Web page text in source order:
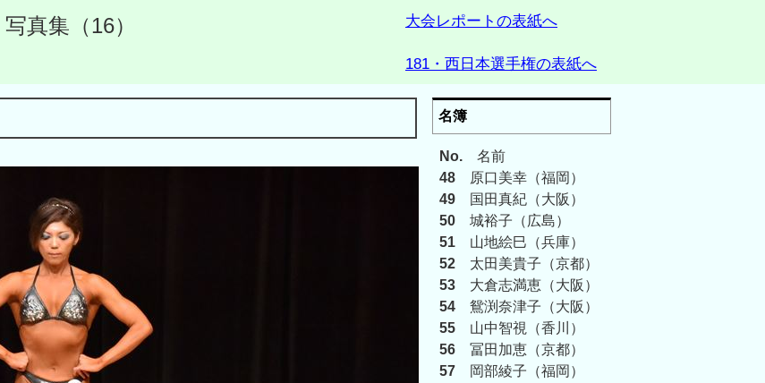
写真集（16） 大会レポートの表紙へ
181・西日本選手権の表紙へ
名簿
No. 名前
48 原口美幸（福岡）
49 国田真紀（大阪）
50 城裕子（広島）
51 山地絵巳（兵庫）
52 太田美貴子（京都）
53 大倉志満恵（大阪）
54 鴛渕奈津子（大阪）
55 山中智視（香川）
56 冨田加恵（京都）
57 岡部綾子（福岡）